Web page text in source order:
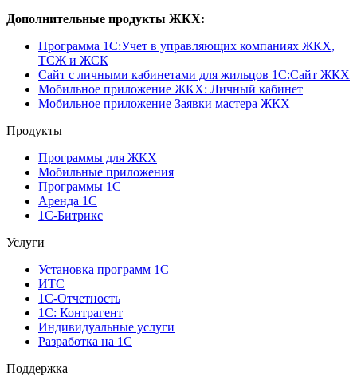
Дополнительные продукты ЖКХ:
Программа 1C:Учет в управляющих компаниях ЖКХ,
ТСЖ и ЖСК
Сайт с личными кабинетами для жильцов 1С:Сайт ЖКХ
Мобильное приложение ЖКХ: Личный кабинет
Мобильное приложение Заявки мастера ЖКХ
Продукты
Программы для ЖКХ
Мобильные приложения
Программы 1С
Аренда 1С
1С-Битрикс
Услуги
Установка программ 1С
ИТС
1С-Отчетность
1С: Контрагент
Индивидуальные услуги
Разработка на 1С
Поддержка